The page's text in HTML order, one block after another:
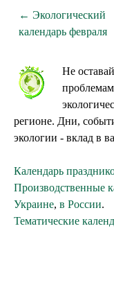
← Экологический
календарь февраля
Не
регионе. Дни,
экологии - вклад в
Календарь
Производственные
Украине, в России.
Тематические